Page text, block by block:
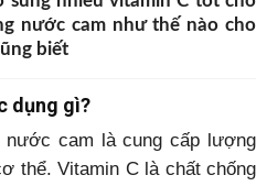
nước cam như thế nào cho
biết
dụng gì?
nước cam là cung cấp lượng
thể. Vitamin C là chất chống